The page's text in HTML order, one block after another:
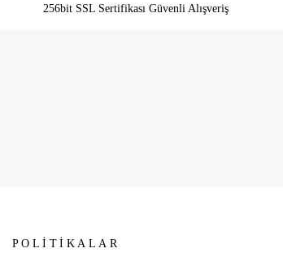
256bit SSL Sertifikası Güvenli Alışveriş
POLİTİKALAR